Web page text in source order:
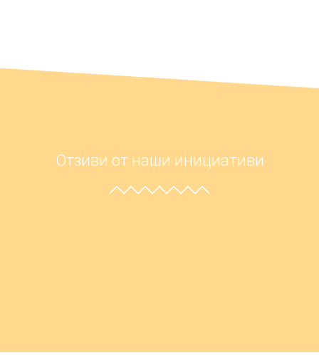
Отзиви от наши инициативи